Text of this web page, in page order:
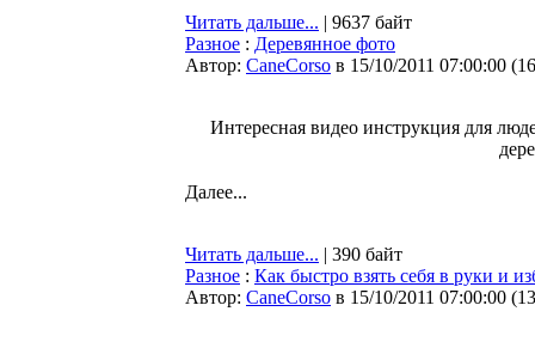
Читать дальше... | 9637 байт
Разное : Деревянное фото
Автор: CaneCorso в 15/10/2011 07:00:00 (
Интересная видео инструкция для
Далее...
Читать дальше... | 390 байт
Разное : Как быстро взять себя в руки и
Автор: CaneCorso в 15/10/2011 07:00:00 (